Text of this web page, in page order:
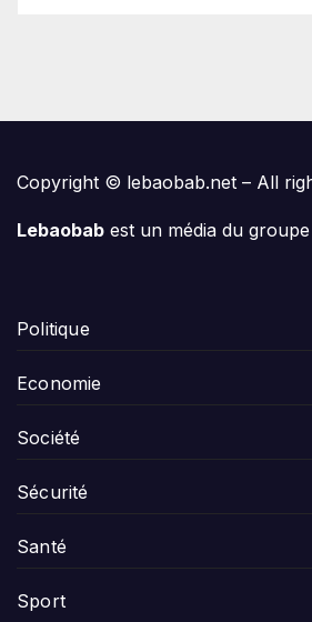
Copyright © lebaobab.net – All
Lebaobab est un média du
Politique
Economie
Société
Sécurité
Santé
Sport